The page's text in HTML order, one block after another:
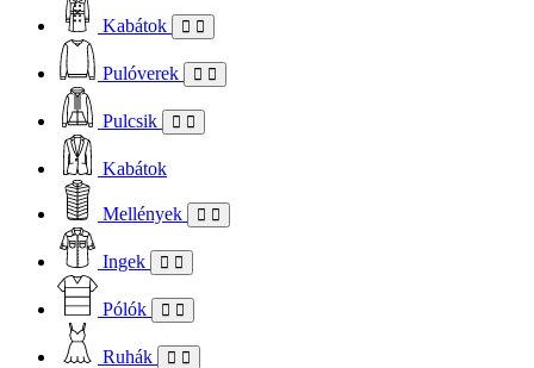
Kabátok
Pulóverek
Pulcsik
Kabátok
Mellények
Ingek
Pólók
Ruhák